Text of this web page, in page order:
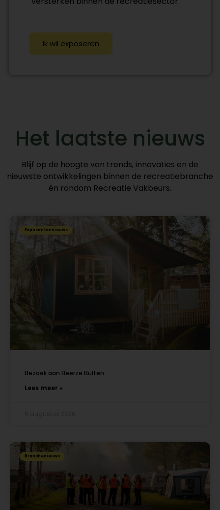
Ik wil exposeren
Het laatste nieuws
Blijf op de hoogte van trends, innovaties en de
nieuwste ontwikkelingen binnen de recreatiebranche
én rondom Recreatie Vakbeurs.
Exposantennieuws
Bezoek aan Beerze Bulten
Lees meer »
Branchenieuws